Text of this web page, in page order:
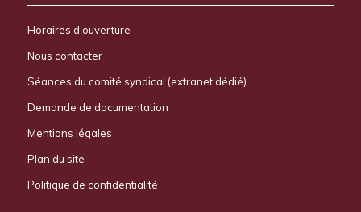
Horaires d’ouverture
Nous contacter
Séances du comité syndical (extranet dédié)
Demande de documentation
Mentions légales
Plan du site
Politique de confidentialité